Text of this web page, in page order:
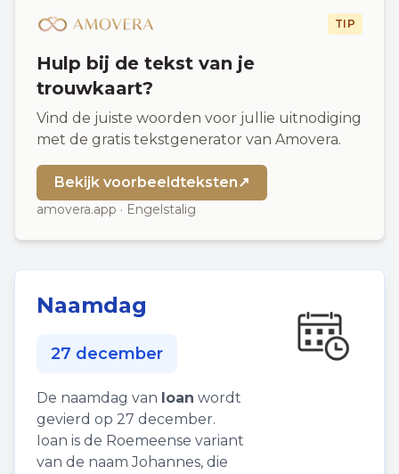
TIP
Hulp bij de tekst van je
trouwkaart?
Vind de juiste woorden voor jullie uitnodiging
met de gratis tekstgenerator van Amovera.
Bekijk voorbeeldteksten↗
amovera.app · Engelstalig
Naamdag
27 december
De naamdag van Ioan wordt
gevierd op 27 december.
Ioan is de Roemeense variant
van de naam Johannes, die